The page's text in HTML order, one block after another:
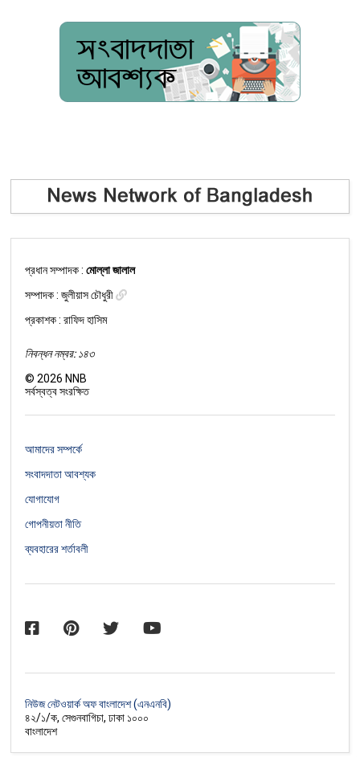
প্রধান সম্পাদক :মোল্লা জালাল
সম্পাদক :জুলীয়াস চৌধুরী
প্রকাশক : রাফিদ হাসিম
নিবন্ধন নম্বর: ১৪৩
©2026 NNB
সর্বস্বত্ব সংরক্ষিত
আমাদের সম্পর্কে
সংবাদদাতা আবশ্যক
যোগাযোগ
গোপনীয়তা নীতি
ব্যবহারের শর্তাবলী
নিউজ নেটওয়ার্ক অফ বাংলাদেশ (এনএনবি)
৪২/১/ক, সেগুনবাগিচা, ঢাকা ১০০০
বাংলাদেশ